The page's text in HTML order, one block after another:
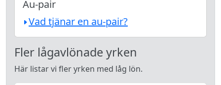
Au-pair
Vad tjänar en au-pair?
Fler lågavlönade yrken
Här listar vi fler yrken med låg lön.